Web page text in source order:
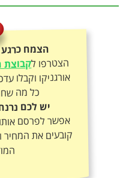
הצמח כרגע
הצטרפו לקבוצת
כל מה
יש לכם
אפשר לפרסם
קובעים את המחיר